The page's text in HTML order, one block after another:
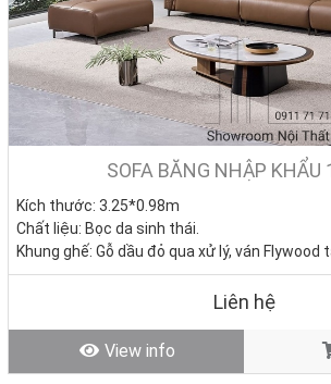
SOFA BĂNG NHẬP KHẨU
Kích thước: 3.25*0.98m
Chất liệu: Bọc da sinh thái.
Khung ghế: Gỗ dầu đỏ qua xử lý, ván Flywood
Nệm ngồi: Mút D40 cao cấp
Liên hệ
View info